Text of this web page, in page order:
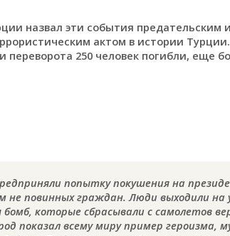
назвал эти события предательским
актом в истории
переворота 250 человек погибли, еще
попытку покушения на
не повинных граждан. Люди выходили на
которые сбрасывали с самолетов
показал всему миру пример героизма,